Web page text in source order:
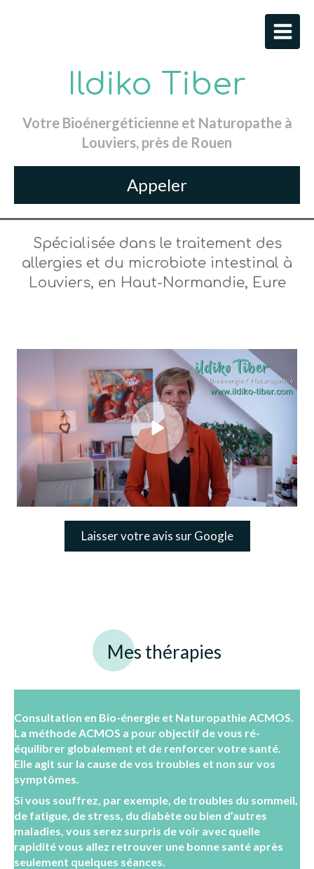
Ildiko Tiber
Votre Bioénergéticienne et Naturopathe à
Louviers, près de Rouen
Appeler
Spécialisée dans le traitement des
allergies et du microbiote intestinal à
Louviers, en Haut-Normandie, Eure
Laisser votre avis sur Google
Mes thérapies
Consultation en Bio-énergie et Naturopathie ACMOS.
La méthode ACMOS a pour objectif de vous ré-
équilibrer globalement et de renforcer votre santé.
Elle agit sur la cause de vos troubles et non sur vos
symptômes.
Si vous souffrez, par exemple, de troubles du sommeil,
de fatigue, de stress, du diabète ou bien d’autres
maladies, vous serez surpris de voir avec quelle
rapidité vous allez retrouver une bonne santé après
seulement quelques séances.